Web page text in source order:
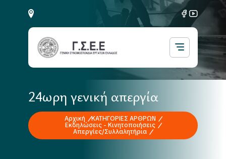
24ωρη γενική απεργία
Αρχική
ΚΑΤΗΓΟΡΙΕΣ ΑΡΘΡΩΝ
Εκδηλώσεις - Κινητοποιήσεις
Απεργίες/Συλλαλητήρια